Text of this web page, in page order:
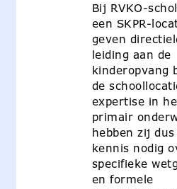
Bij RVKO-
een SKPR-
geven
leiding aan de
kinderopvang
de
expertise in
primair
hebben zij
kennis nodig
specifieke
en formele